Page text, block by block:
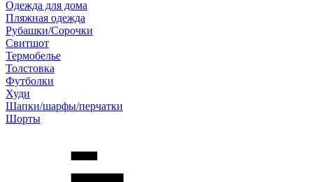
Одежда для дома
Пляжная одежда
Рубашки/Сорочки
Свитшот
Термобелье
Толстовка
Футболки
Худи
Шапки/шарфы/перчатки
Шорты